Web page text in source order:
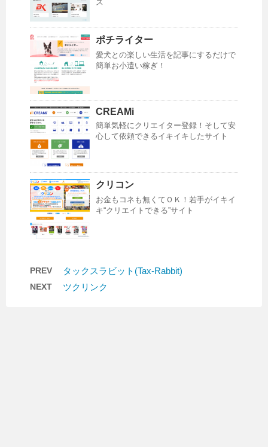
ス
ポチライター
愛犬との楽しい生活を記事にするだけで
簡単お小遣い稼ぎ！
CREAMi
簡単気軽にクリエイター登録！そして安
心して依頼できるイキイキしたサイト
クリコン
お金もコネも無くてＯＫ！若手がイキイ
キ“クリエイトできる”サイト
PREV タックスラビット(Tax-Rabbit)
NEXT ツクリンク